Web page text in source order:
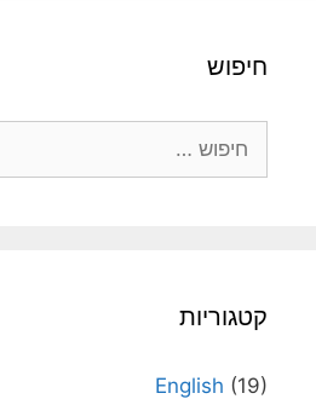
חיפוש
קטגוריות
English (19)